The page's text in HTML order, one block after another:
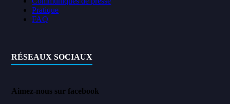
Pratique
FAQ
RÉSEAUX SOCIAUX
Aimez-nous sur facebook